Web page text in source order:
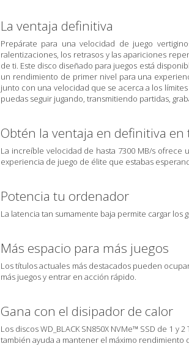
La ventaja definitiva
Prepárate para una velocidad de juego
ralentizaciones, los retrasos y las apariciones
de ti. Este disco diseñado para juegos está
un rendimiento de primer nivel para una
junto con una velocidad que se acerca a los
puedas seguir jugando, transmitiendo partidas,
Obtén la ventaja en definitiva en
La increíble velocidad de hasta 7300 MB/s
experiencia de juego de élite que estabas
Potencia tu ordenador
La latencia tan sumamente baja permite cargar
Más espacio para más juegos
Los títulos actuales más destacados pueden
más juegos y entrar en acción rápido.
Gana con el disipador de calor
Los discos WD_BLACK SN850X NVMe™ SSD de
también ayuda a mantener el máximo rendimiento